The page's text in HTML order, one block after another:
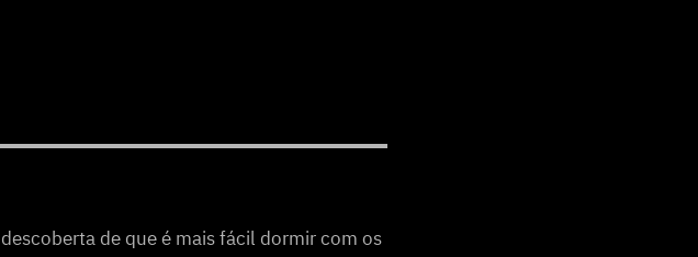
de que é mais fácil dormir com os